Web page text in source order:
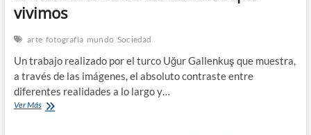
vivimos
arte fotografía mundo Sociedad
Un trabajo realizado por el turco Uğur Gallenkuş que muestra,
a través de las imágenes, el absoluto contraste entre
diferentes realidades a lo largo y…
Ver MásEl